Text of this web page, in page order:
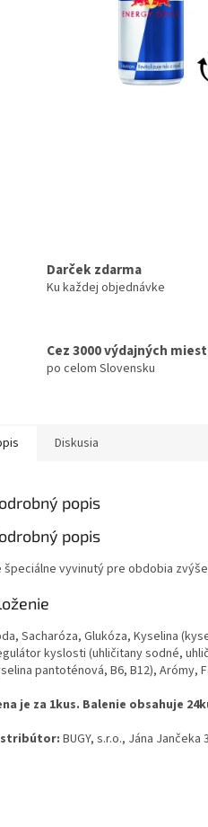
Darček zdarma
Ku každej objednávke
Cez 3000 výdajných miest
po celom Slovensku
Diskusia
popis
popis
špeciálne vyvinutý pre obdobia
Sacharóza, Glukóza, Kyselina
kyslosti (uhličitany sodné,
pantoténová, B6, B12), Arómy,
je za 1kus. Balenie obsahuje
BUGY, s.r.o., Jána